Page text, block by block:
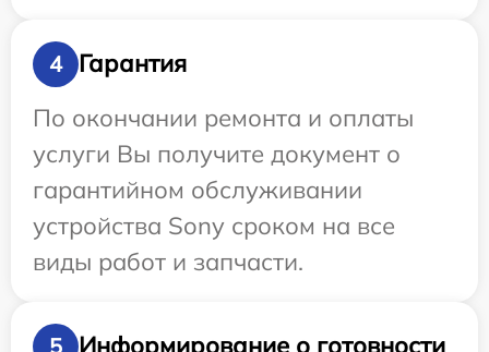
4
Гарантия
По окончании ремонта и оплаты
услуги Вы получите документ о
гарантийном обслуживании
устройства Sony сроком на все
виды работ и запчасти.
5 Информирование о готовности